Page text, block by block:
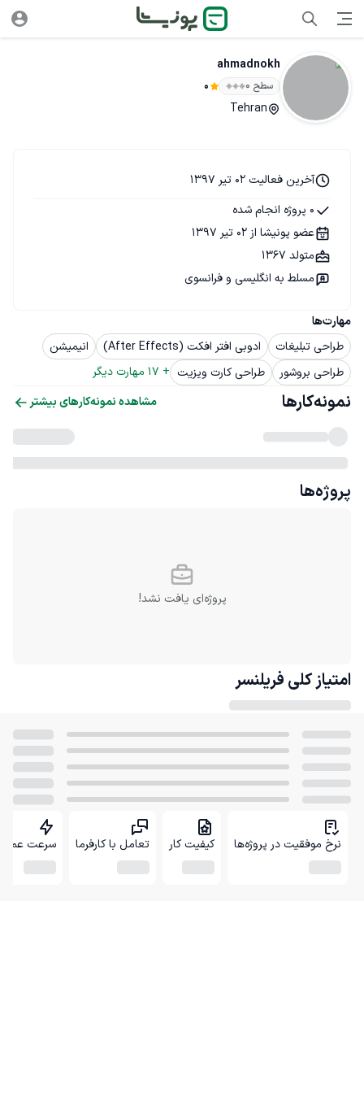
ahmadnokh
سطح ۰ 0
Tehran
مهارت‌ها
طراحی تبلیغات
ادوبی افتر افکت (After Effects)
انیمیشن
طراحی بروشور
طراحی کارت ویزیت +
17 مهارت دیگر
آخرین فعالیت 02 تیر 1397
0 پروژه انجام شده
عضو پونیشا از 02 تیر 1397
متولد 1367
مسلط به انگلیسی و فرانسوی
نمونه‌کارها مشاهده نمونه‌کارهای بیشتر
پروژه‌ها
پروژه‌ای یافت نشد!
امتیاز کلی فریلنسر
نرخ موفقیت در پروژه‌ها کیفیت کار تعامل با کارفرما سرعت عمل